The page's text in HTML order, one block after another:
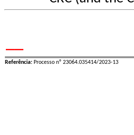
Referência: Processo nº 23064.035414/2023-13